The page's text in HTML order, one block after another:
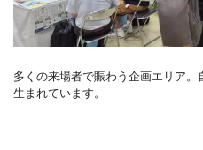
多くの来場者で賑わう企画エリア
生まれています。